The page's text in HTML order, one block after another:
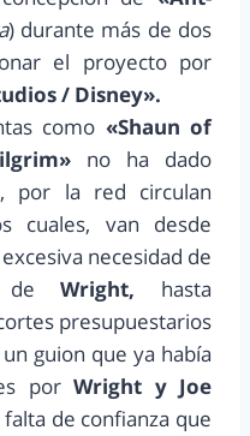
) durante más de dos
el proyecto por
/ Disney».
como «Shaun of
no ha dado
por la red circulan
cuales, van desde
necesidad de
deWright, hasta
presupuestarios
guion que ya había
porWright y Joe
de confianza que